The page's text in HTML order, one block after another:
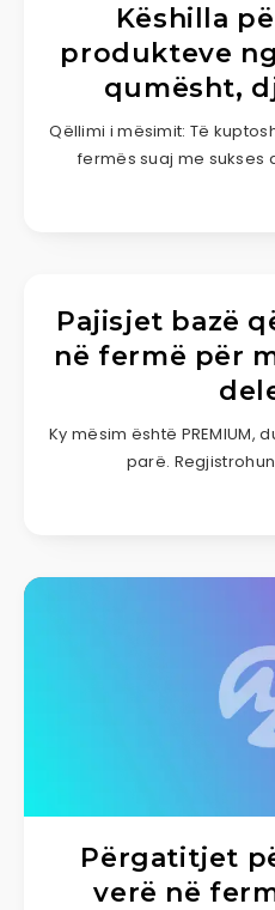
Këshilla
produkteve
qumësht,
Qëllimi i mësimit: Të
fermës suaj me sukses
Pajisjet bazë
në fermë për
Ky mësim është
parë.
Përgatitjet
verë në